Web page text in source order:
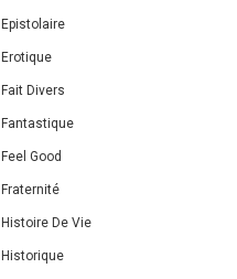
Epistolaire
Erotique
Fait Divers
Fantastique
Feel Good
Fraternité
Histoire De Vie
Historique